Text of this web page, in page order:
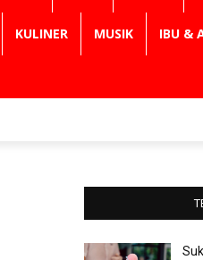
KULINER MUSIK IBU &